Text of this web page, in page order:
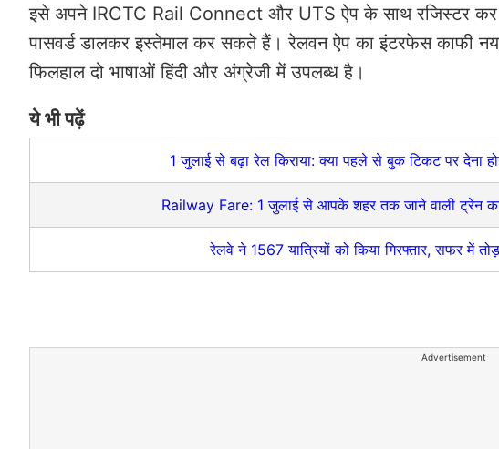
इसे अपने IRCTC Rail Connect और UTS ऐप के साथ रजिस्टर
पासवर्ड डालकर इस्तेमाल कर सकते हैं। रेलवन ऐप का इंटरफेस काफी
फिलहाल दो भाषाओं हिंदी और अंग्रेजी में उपलब्ध है।
ये भी पढ़ें
1 जुलाई से बढ़ा रेल किराया: क्या पहले से बुक टिकट पर देना
Railway Fare: 1 जुलाई से आपके शहर तक जाने वाली ट्रेन का
रेलवे ने 1567 यात्रियों को किया गिरफ्तार, सफर में
Advertisement